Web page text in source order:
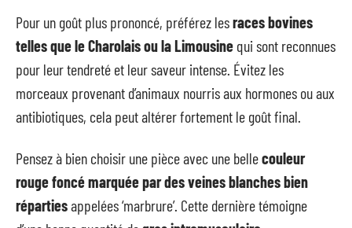
Pour un goût plus prononcé, préférez lesraces bovines
telles que le Charolais ou la Limousine qui sont reconnues
pour leur tendreté et leur saveur intense. Évitez les
morceaux provenant d’animaux nourris aux hormones ou aux
antibiotiques, cela peut altérer fortement le goût final.
Pensez à bien choisir une pièce avec une bellecouleur
rouge foncé marquée par des veines blanches bien
répartiesappelées ‘marbrure’. Cette dernière témoigne